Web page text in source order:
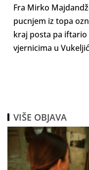
Fra Mirko
pucnjem iz topa
kraj posta pa iftario
vjernicima u
VIŠE OBJAVA